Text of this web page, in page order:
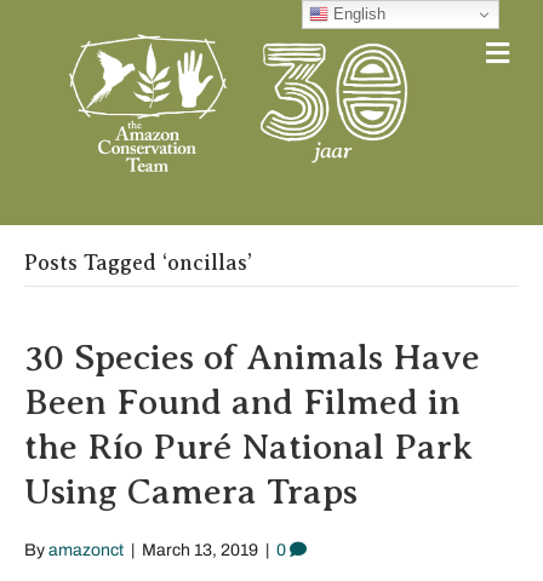
Posts Tagged ‘oncillas’
30 Species of Animals Have
Been Found and Filmed in
the Río Puré National Park
Using Camera Traps
By amazonct March 13, 2019 0
English